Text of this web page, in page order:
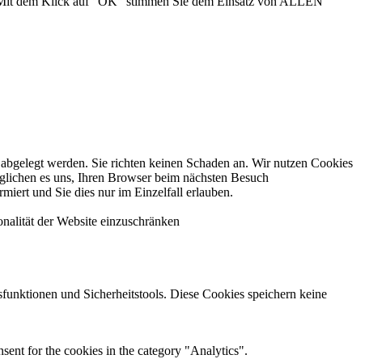
werden. Sie richten keinen Schaden an. Wir nutzen Cookies
es uns, Ihren Browser beim nächsten Besuch
und Sie dies nur im Einzelfall erlauben.
der Website einzuschränken
und Sicherheitstools. Diese Cookies speichern keine
for the cookies in the category "Analytics".